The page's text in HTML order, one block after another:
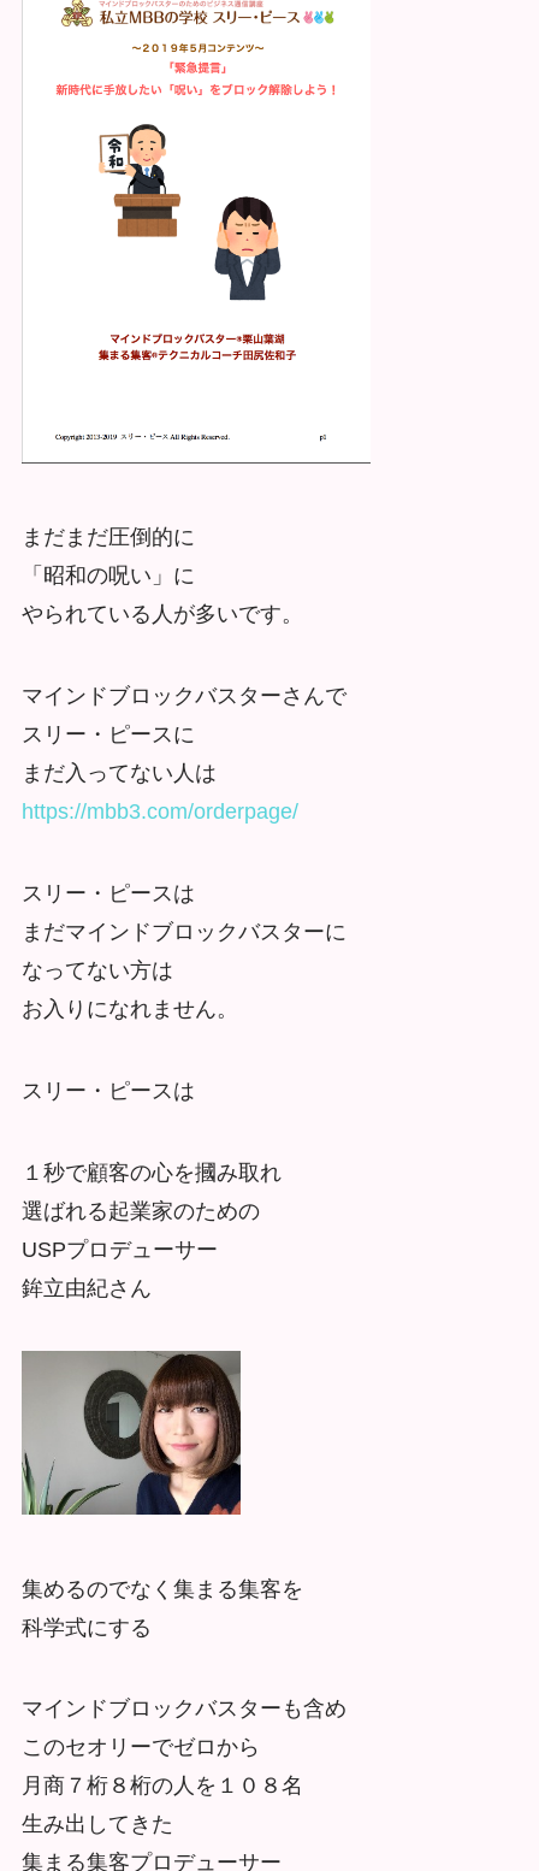
まだまだ圧倒的に
「昭和の呪い」に
やられている人が多いです。
マインドブロックバスターさんで
スリー・ピースに
まだ入ってない人は
https://mbb3.com/orderpage/
スリー・ピースは
まだマインドブロックバスターに
なってない方は
お入りになれません。
スリー・ピースは
１秒で顧客の心を摑み取れ
選ばれる起業家のための
USPプロデューサー
鉾立由紀さん
集めるのでなく集まる集客を
科学式にする
マインドブロックバスターも含め
このセオリーでゼロから
月商７桁８桁の人を１０８名
生み出してきた
集まる集客プロデューサー